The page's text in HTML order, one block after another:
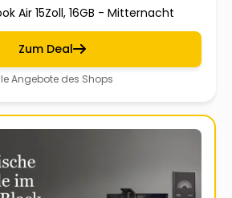
Air 15Zoll, 16GB - Mitternacht
Zum Deal
Angebote des Shops